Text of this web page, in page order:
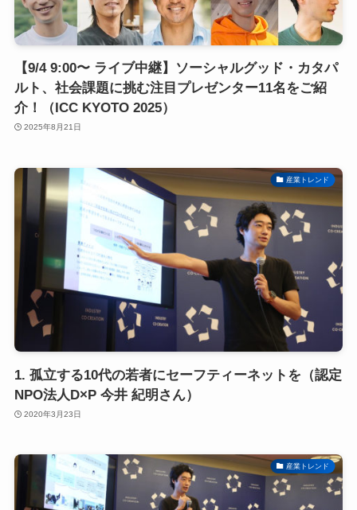
【9/4 9:00〜 ライブ中継】ソーシャルグッド・カタパ
ルト、社会課題に挑む注目プレゼンター11名をご紹
介！（ICC KYOTO 2025）
2025年8月21日
産業トレンド
1. 孤立する10代の若者にセーフティーネットを（認定
NPO法人D×P 今井 紀明さん）
2020年3月23日
産業トレンド